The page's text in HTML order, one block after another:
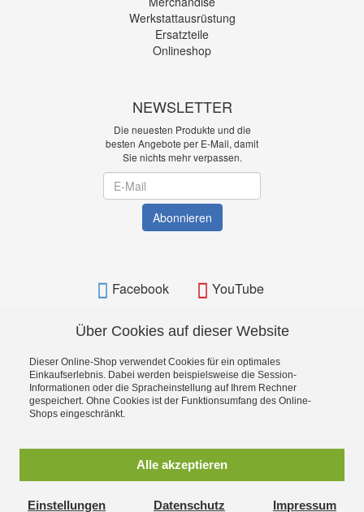
Werkstattausrüstung
Ersatzteile
Onlineshop
NEWSLETTER
Die neuesten Produkte und die
besten Angebote per E-Mail, damit
Sie nichts mehr verpassen.
Abonnieren
Facebook YouTube
BAMATO - Bavarian Machine Tools Online Shop
Über Cookies auf dieser Website
Dieser Online-Shop verwendet Cookies für ein optimales
Einkaufserlebnis. Dabei werden beispielsweise die Session-
Informationen oder die Spracheinstellung auf Ihrem Rechner
gespeichert. Ohne Cookies ist der Funktionsumfang des Online-
Shops eingeschränkt.
Alle akzeptieren
Einstellungen Datenschutz Impressum